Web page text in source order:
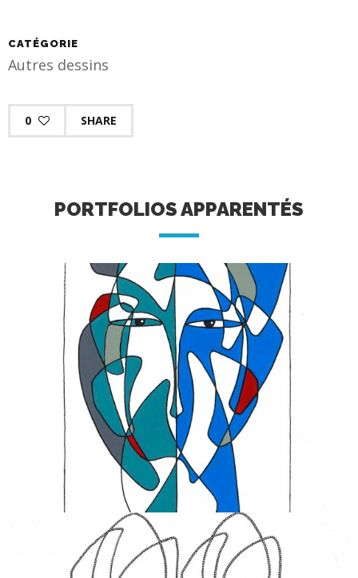
CATÉGORIE
Autres dessins
0 SHARE
PORTFOLIOS APPARENTÉS